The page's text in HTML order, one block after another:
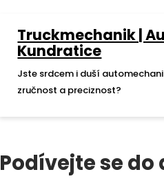
Truckmechanik |
Kundratice
Jste srdcem i duší
zručnost a preciznost?
Podívejte se